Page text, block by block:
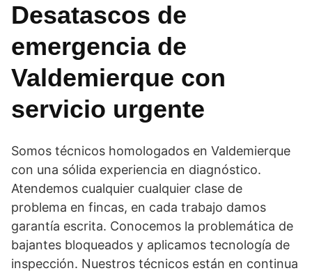
Desatascos de
emergenciade
Valdemierque con
servicio urgente
Somos técnicos homologados en Valdemierque
con una sólida experiencia en diagnóstico.
Atendemos cualquier cualquier clase de
problema en fincas, en cada trabajo damos
garantía escrita. Conocemos la problemática de
bajantes bloqueados y aplicamos tecnología de
inspección. Nuestros técnicos están en continua